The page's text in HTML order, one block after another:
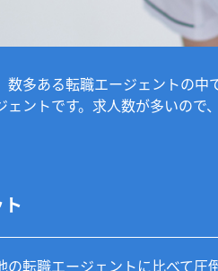
数多ある転職エージェントの
ェントです。求人数が多いの
の転職エージェントに比べて